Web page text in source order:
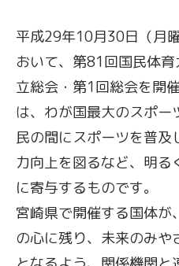
平成29年10月30日（月
おいて、第81回国民体
立総会・第1回総会を開
は、わが国最大のスポー
民の間にスポーツを普
力向上を図るなど、明
に寄与するものです。
宮崎県で開催する国体が
の心に残り、未来のみや